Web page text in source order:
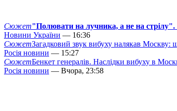
Сюжет"Полювати на лучника, а не на стрілу".
Новини України — 16:36
СюжетЗагадковий звук вибуху налякав Москву:
Росія новини — 15:27
СюжетБенкет генералів. Наслідки вибуху в
Росія новини — Вчора, 23:58